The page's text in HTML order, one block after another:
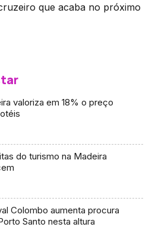
que acaba no próximo
valoriza em 18% o preço
do turismo na Madeira
Colombo aumenta procura
Santo nesta altura